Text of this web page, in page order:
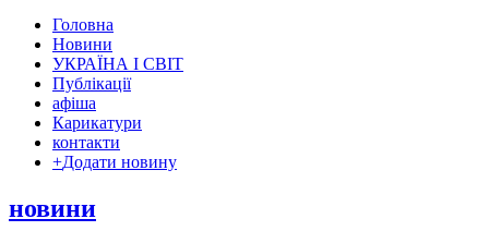
Головна
Новини
УКРАЇНА І СВІТ
Публікації
афіша
Карикатури
контакти
+Додати новину
новини